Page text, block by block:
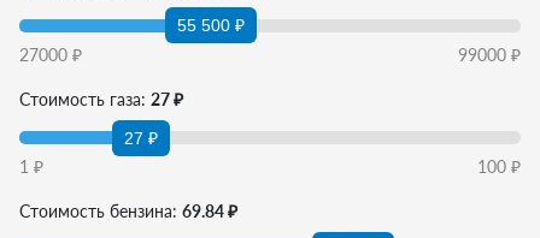
55 500 ₽
27000 ₽ 99000 ₽
Стоимость газа: 27 ₽
27 ₽
1 ₽ 100 ₽
Стоимость бензина: 69.84 ₽